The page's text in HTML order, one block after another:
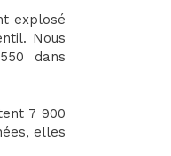
explosé
Nous
dans
7 900
elles